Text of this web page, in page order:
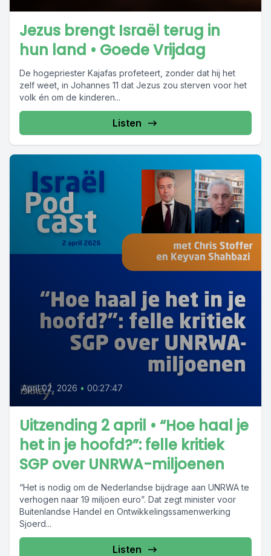
Jezus brengt Israël terug in
hun land • Goede Vrijdag
De hogepriester Kajafas profeteert, zonder dat hij het
zelf weet, in Johannes 11 dat Jezus zou sterven voor het
volk én om de kinderen...
Listen
April 02, 2026 • 00:27:47
Uitzending 2 april • “Hoe haal je
het in je hoofd?”: felle kritiek
SGP over UNRWA-miljoenen
“Het is nodig om de Nederlandse bijdrage aan UNRWA te
verhogen naar 19 miljoen euro”. Dat zegt minister voor
Buitenlandse Handel en Ontwikkelingssamenwerking
Sjoerd...
Listen